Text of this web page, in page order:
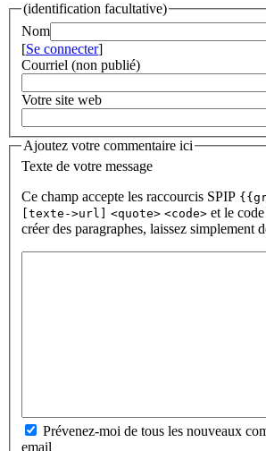
(identification facultative)
Nom
[Se connecter]
Courriel (non publié)
Votre site web
Ajoutez votre commentaire ici
Texte de votre message
Ce champ accepte les raccourcis SPIP
[texte->url]
<quote> <code> et le
créer des paragraphes, laissez simplement
Prévenez-moi de tous les nouveaux
email